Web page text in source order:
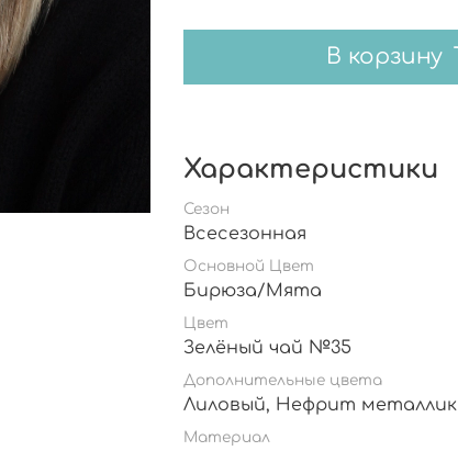
В корзину
Характеристики
Сезон
Всесезонная
Основной Цвет
Бирюза/Мята
Цвет
Зелёный чай №35
Дополнительные цвета
Лиловый, Нефрит металлик
Материал